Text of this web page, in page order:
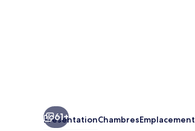
61+
PrésentationChambresEmplacement